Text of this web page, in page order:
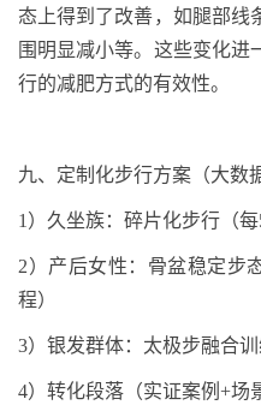
态上得到了改善，如腿部线
围明显减小等。这些变化进
行的减肥方式的有效性。
九、 定制化步行方案（大数
1 ） 久坐族：碎片化步行（每
2） 产后女性：骨盆稳定步
程）
3） 银发群体：太极步融合
4） 转化段落（实证案例 +场